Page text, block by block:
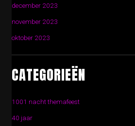
december 2023
november 2023
oktober 2023
CATEGORIEËN
1001 nacht themafeest
40 jaar